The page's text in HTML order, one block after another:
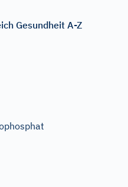
Gesundheit A-Z